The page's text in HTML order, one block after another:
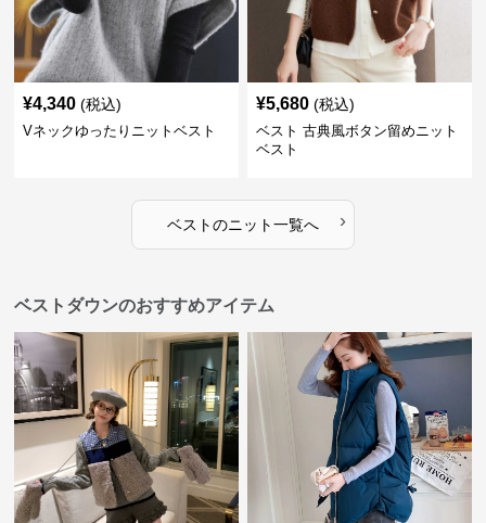
¥4,340 (税込)
Vネックゆったりニットベスト
¥5,680 (税込)
ベスト 古典風ボタン留めニット
ベスト
ベストのニット一覧へ ›
ベストダウンのおすすめアイテム